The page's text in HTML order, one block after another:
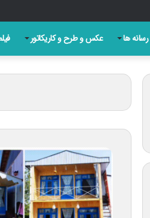
رسانه ها عکس و طرح و کاریکاتور